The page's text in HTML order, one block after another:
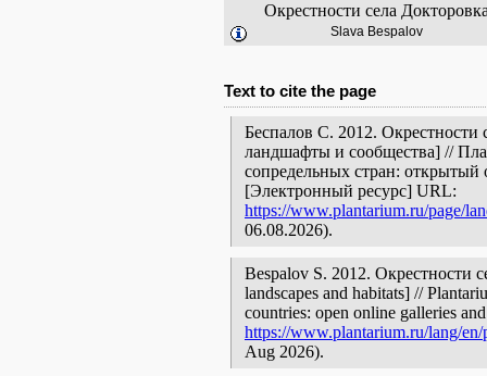
Окрестности села
Slava Bespalov
Text to cite the page
Беспалов С. 2012. Окрестности
ландшафты и сообщества] //
сопредельных стран: открытый
[Электронный ресурс] URL:
https://www.plantarium.ru/page/
06.08.2026).
Bespalov S. 2012. Окрестности
landscapes and habitats] //
countries: open online galleries
https://www.plantarium.ru/lang/
Aug 2026).